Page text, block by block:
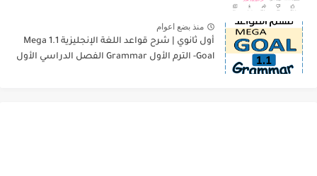
منذ بضع اعوام
أول ثانوي | شرح قواعد اللغة الإنجليزية 1.1 Mega
Goal- الترم الأول Grammar الفصل الدراسي الأول